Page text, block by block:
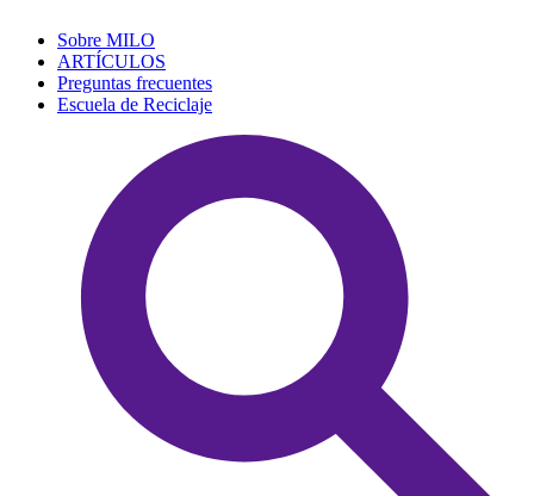
Sobre MILO
ARTÍCULOS
Preguntas frecuentes
Escuela de Reciclaje